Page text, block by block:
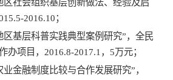
社会组织基层创新做法、经验及启
2016.10；
基层科普实践典型案例研究”，全民
办项目，2016.8-2017.1，5万元；
融制度比较与合作发展研究”，